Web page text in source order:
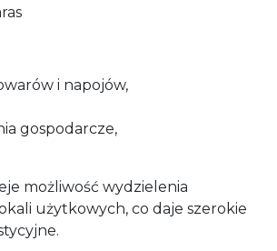
i napojów,
gospodarcze,
możliwość wydzielenia
użytkowych, co daje szerokie